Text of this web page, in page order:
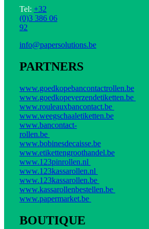
Tel: +32
(0)3 386 06
92
info@papersolutions.be
PARTNERS
www.goedkopebancontactrollen.be
www.goedkopeverzendetiketten.be
www.rouleauxbancontact.be
www.weegschaaletiketten.be
www.bancontact-
rollen.be
www.bobinesdecaisse.be
www.etikettengroothandel.be
www.123pinrollen.nl
www.123kassarollen.nl
www.123kassarollen.be
www.kassarollenbestellen.be
www.papermarket.be
BOUTIQUE